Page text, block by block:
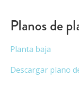
Planos de
Planta baja
Descargar plano